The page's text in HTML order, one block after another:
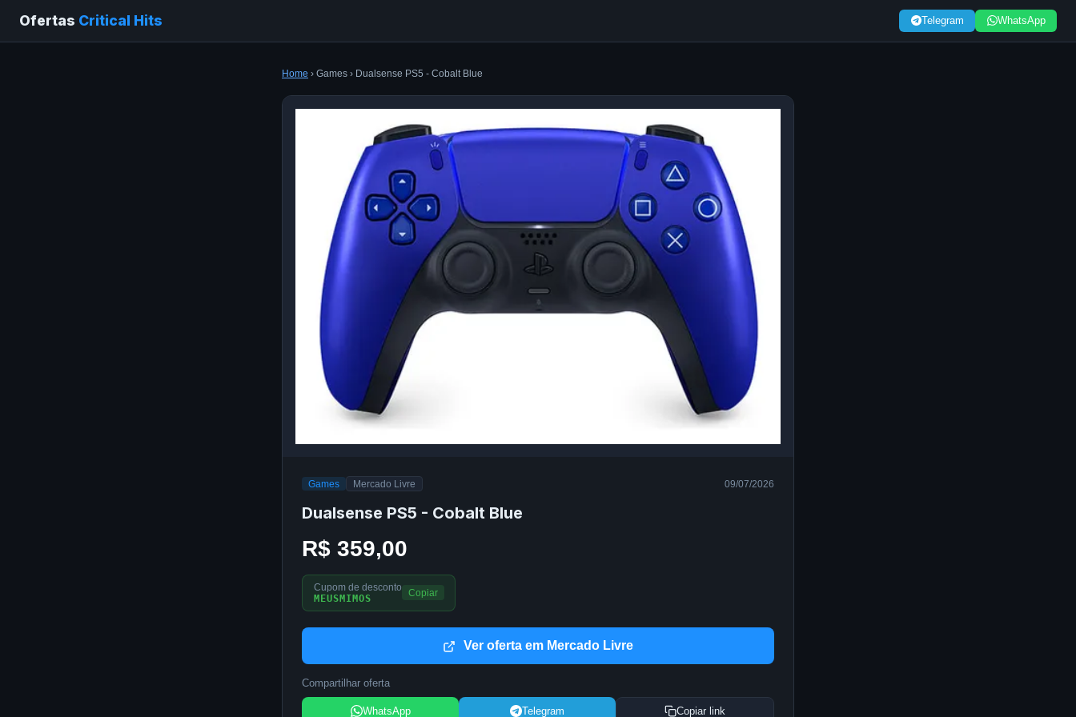
Ofertas Critical Hits Telegram WhatsApp
Home › Games › Dualsense PS5 - Cobalt Blue
Games Mercado Livre 09/07/2026
Dualsense PS5 - Cobalt Blue
R$ 359,00
Cupom de desconto
MEUSMIMOS
Copiar
Ver oferta em Mercado Livre
Compartilhar oferta
WhatsApp Telegram Copiar link